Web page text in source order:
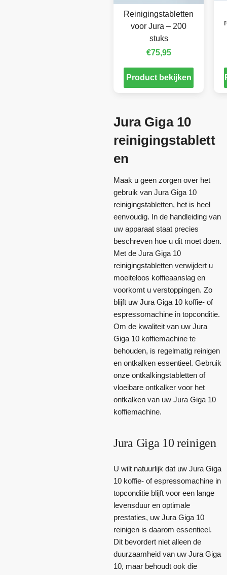
Reinigingstabletten
voor Jura – 200
stuks
€75,95
Product bekijken
Jura Giga 10
reinigingstablett
en
Maak u geen zorgen over het
gebruik van Jura Giga 10
reinigingstabletten, het is heel
eenvoudig. In de handleiding van
uw apparaat staat precies
beschreven hoe u dit moet doen.
Met de Jura Giga 10
reinigingstabletten verwijdert u
moeiteloos koffieaanslag en
voorkomt u verstoppingen. Zo
blijft uw Jura Giga 10 koffie- of
espressomachine in topconditie.
Om de kwaliteit van uw Jura
Giga 10 koffiemachine te
behouden, is regelmatig reinigen
en ontkalken essentieel. Gebruik
onze ontkalkingstabletten of
vloeibare ontkalker voor het
ontkalken van uw Jura Giga 10
koffiemachine.
Jura Giga 10 reinigen
U wilt natuurlijk dat uw Jura Giga
10 koffie- of espressomachine in
topconditie blijft voor een lange
levensduur en optimale
prestaties, uw Jura Giga 10
reinigen is daarom essentieel.
Dit bevordert niet alleen de
duurzaamheid van uw Jura Giga
10, maar behoudt ook die